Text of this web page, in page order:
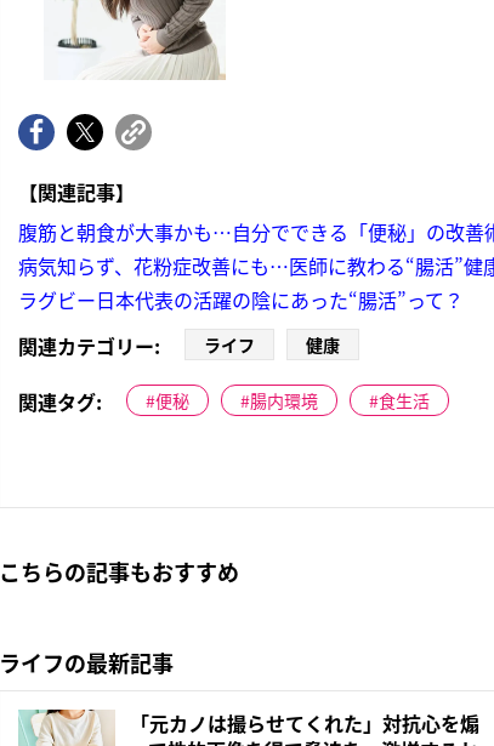
【関連記事】
腹筋と朝食が大事かも…自分でできる「便秘」の改善
病気知らず、花粉症改善にも…医師に教わる“腸活”健
ラグビー日本代表の活躍の陰にあった“腸活”って？
関連カテゴリー:
ライフ 健康
関連タグ: 便秘 腸内環境 食生活
こちらの記事もおすすめ
ライフの最新記事
「元カノは撮らせてくれた」対抗心を煽